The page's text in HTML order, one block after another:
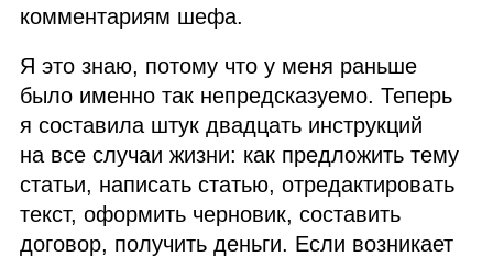
комментариям шефа.
Я это знаю, потому что у меня раньше
было именно так непредсказуемо. Теперь
я составила штук двадцать инструкций
на все случаи жизни: как предложить тему
статьи, написать статью, отредактировать
текст, оформить черновик, составить
договор, получить деньги. Если возникает